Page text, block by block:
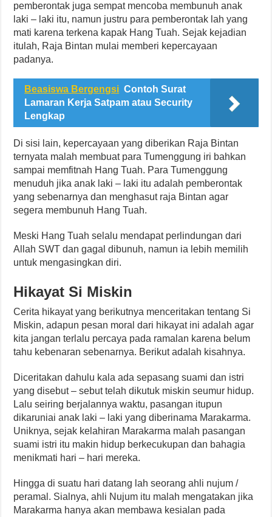
pemberontak juga sempat mencoba membunuh anak
laki – laki itu, namun justru para pemberontak lah yang
mati karena terkena kapak Hang Tuah. Sejak kejadian
itulah, Raja Bintan mulai memberi kepercayaan
padanya.
Beasiswa Bergengsi Contoh Surat
Lamaran Kerja Satpam atau Security
Lengkap
Di sisi lain, kepercayaan yang diberikan Raja Bintan
ternyata malah membuat para Tumenggung iri bahkan
sampai memfitnah Hang Tuah. Para Tumenggung
menuduh jika anak laki – laki itu adalah pemberontak
yang sebenarnya dan menghasut raja Bintan agar
segera membunuh Hang Tuah.
Meski Hang Tuah selalu mendapat perlindungan dari
Allah SWT dan gagal dibunuh, namun ia lebih memilih
untuk mengasingkan diri.
Hikayat Si Miskin
Cerita hikayat yang berikutnya menceritakan tentang Si
Miskin, adapun pesan moral dari hikayat ini adalah agar
kita jangan terlalu percaya pada ramalan karena belum
tahu kebenaran sebenarnya. Berikut adalah kisahnya.
Diceritakan dahulu kala ada sepasang suami dan istri
yang disebut – sebut telah dikutuk miskin seumur hidup.
Lalu seiring berjalannya waktu, pasangan itupun
dikaruniai anak laki – laki yang diberinama Marakarma.
Uniknya, sejak kelahiran Marakarma malah pasangan
suami istri itu makin hidup berkecukupan dan bahagia
menikmati hari – hari mereka.
Hingga di suatu hari datang lah seorang ahli nujum /
peramal. Sialnya, ahli Nujum itu malah mengatakan jika
Marakarma hanya akan membawa kesialan pada